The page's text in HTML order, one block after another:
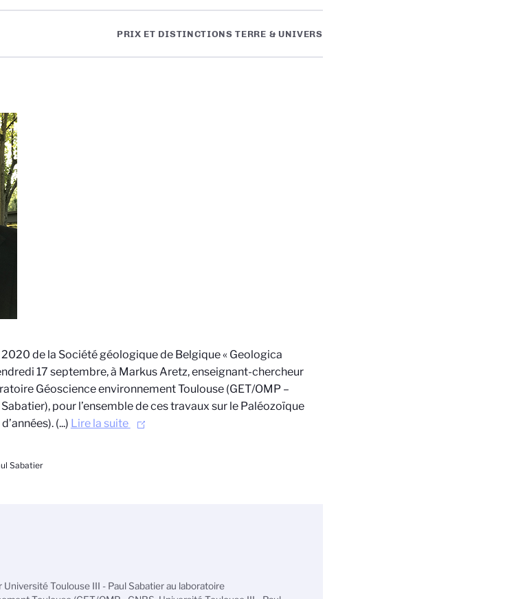
PRIX ET DISTINCTIONS TERRE & UNIVERS
de la Société géologique de Belgique « Geologica
17 septembre, à Markus Aretz, enseignant-chercheur
Géoscience environnement Toulouse (GET/OMP –
Sabatier), pour l’ensemble de ces travaux sur le Paléozoïque
(...) Lire la suite
Sabatier
Toulouse III - Paul Sabatier au laboratoire